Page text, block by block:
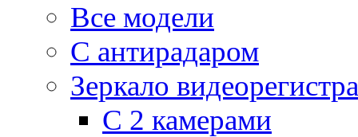
Все модели
C антирадаром
Зеркало
С 2 камерами